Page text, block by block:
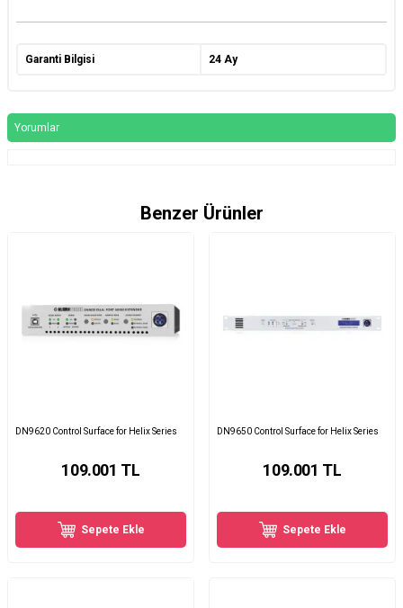
Garanti Bilgisi 24 Ay
Yorumlar
Benzer Ürünler
DN9620 Control Surface for Helix Series
109.001 TL
Sepete Ekle
DN9650 Control Surface for Helix Series
109.001 TL
Sepete Ekle